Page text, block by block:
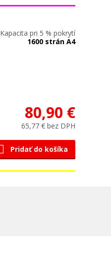
Kapacita pri 5 % pokrytí
1600 strán A4
80,90 €
65,77 € bez DPH
Pridať do košíka